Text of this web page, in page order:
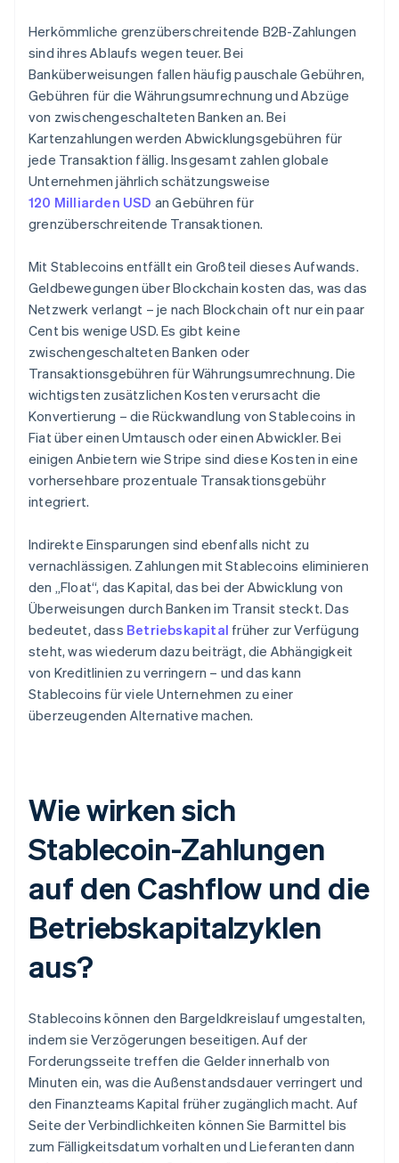
Herkömmliche grenzüberschreitende B2B-Zahlungen
sind ihres Ablaufs wegen teuer. Bei
Banküberweisungen fallen häufig pauschale Gebühren,
Gebühren für die Währungsumrechnung und Abzüge
von zwischengeschalteten Banken an. Bei
Kartenzahlungen werden Abwicklungsgebühren für
jede Transaktion fällig. Insgesamt zahlen globale
Unternehmen jährlich schätzungsweise
120 Milliarden USD an Gebühren für
grenzüberschreitende Transaktionen.
Mit Stablecoins entfällt ein Großteil dieses Aufwands.
Geldbewegungen über Blockchain kosten das, was das
Netzwerk verlangt – je nach Blockchain oft nur ein paar
Cent bis wenige USD. Es gibt keine
zwischengeschalteten Banken oder
Transaktionsgebühren für Währungsumrechnung. Die
wichtigsten zusätzlichen Kosten verursacht die
Konvertierung – die Rückwandlung von Stablecoins in
Fiat über einen Umtausch oder einen Abwickler. Bei
einigen Anbietern wie Stripe sind diese Kosten in eine
vorhersehbare prozentuale Transaktionsgebühr
integriert.
Indirekte Einsparungen sind ebenfalls nicht zu
vernachlässigen. Zahlungen mit Stablecoins eliminieren
den „Float“, das Kapital, das bei der Abwicklung von
Überweisungen durch Banken im Transit steckt. Das
bedeutet, dass Betriebskapital früher zur Verfügung
steht, was wiederum dazu beiträgt, die Abhängigkeit
von Kreditlinien zu verringern – und das kann
Stablecoins für viele Unternehmen zu einer
überzeugenden Alternative machen.
Wie wirken sich
Stablecoin-Zahlungen
auf den Cashflow und die
Betriebskapitalzyklen
aus?
Stablecoins können den Bargeldkreislauf umgestalten,
indem sie Verzögerungen beseitigen. Auf der
Forderungsseite treffen die Gelder innerhalb von
Minuten ein, was die Außenstandsdauer verringert und
den Finanzteams Kapital früher zugänglich macht. Auf
Seite der Verbindlichkeiten können Sie Barmittel bis
zum Fälligkeitsdatum vorhalten und Lieferanten dann